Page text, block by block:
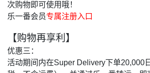
次购物即可使用哦！
乐一番会员专属注册入口
【购物再享利】
优惠三：
活动期间内在Super Delivery下单20,000